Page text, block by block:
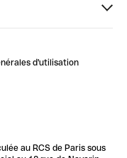
d'utilisation
au RCS de Paris sous